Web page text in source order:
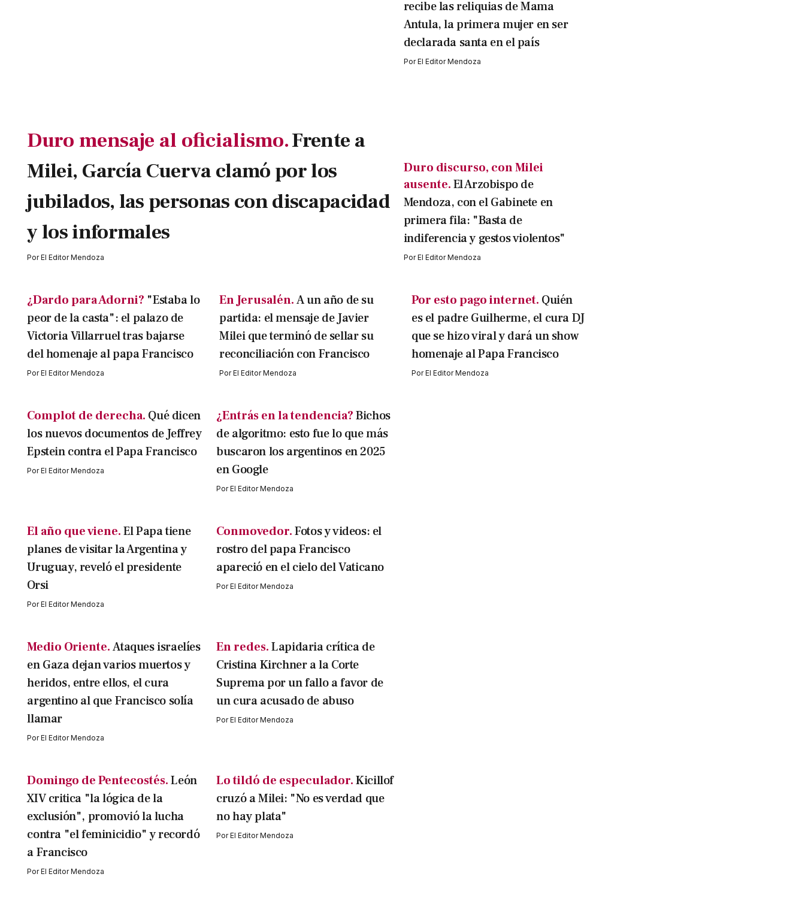
Duro mensaje al oficialismo.Frente a
Milei, García Cuerva clamó por los
jubilados, las personas con discapacidad
y los informales
PorEl Editor Mendoza
recibe las reliquias de Mama
Antula, la primera mujer en ser
declarada santa en el país
PorEl Editor Mendoza
Duro discurso, con Milei
ausente.El Arzobispo de
Mendoza, con el Gabinete en
primera fila: "Basta de
indiferencia y gestos violentos"
PorEl Editor Mendoza
¿Dardo para Adorni? "Estaba lo
peor de la casta": el palazo de
Victoria Villarruel tras bajarse
del homenaje al papa Francisco
PorEl Editor Mendoza
En Jerusalén.A un año de su
partida: el mensaje de Javier
Milei que terminó de sellar su
reconciliación con Francisco
PorEl Editor Mendoza
Por esto pago internet. Quién
es el padre Guilherme, el cura DJ
que se hizo viral y dará un show
homenaje al Papa Francisco
PorEl Editor Mendoza
Complot de derecha. Qué dicen
los nuevos documentos de Jeffrey
Epstein contra el Papa Francisco
PorEl Editor Mendoza
¿Entrás en la tendencia?Bichos
de algoritmo: esto fue lo que más
buscaron los argentinos en 2025
en Google
PorEl Editor Mendoza
El año que viene. El Papa tiene
planes de visitar la Argentina y
Uruguay, reveló el presidente
Orsi
PorEl Editor Mendoza
Conmovedor.Fotos y videos: el
rostro del papa Francisco
apareció en el cielo del Vaticano
PorEl Editor Mendoza
Medio Oriente. Ataques israelíes
en Gaza dejan varios muertos y
heridos, entre ellos, el cura
argentino al que Francisco solía
llamar
PorEl Editor Mendoza
En redes.Lapidaria crítica de
Cristina Kirchner a la Corte
Suprema por un fallo a favor de
un cura acusado de abuso
PorEl Editor Mendoza
Domingo de Pentecostés. León
XIV critica "la lógica de la
exclusión", promovió la lucha
contra "el feminicidio" y recordó
a Francisco
PorEl Editor Mendoza
Lo tildó de especulador.Kicillof
cruzó a Milei: "No es verdad que
no hay plata"
PorEl Editor Mendoza